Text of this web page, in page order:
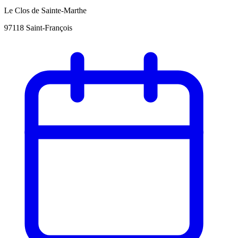
Le Clos de Sainte-Marthe
97118 Saint-François